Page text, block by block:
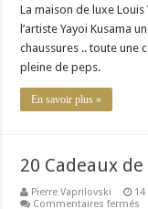
La maison de luxe
l’artiste Yayoi Kusama
chaussures .. toute une
pleine de peps.
En savoir plus »
20 Cadeaux
Pierre Vaprilovski
Commentaires fermés